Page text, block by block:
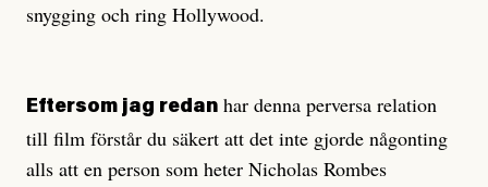
snygging och ring Hollywood.
Eftersom jag redan har denna perversa relation
till film förstår du säkert att det inte gjorde någonting
alls att en person som heter Nicholas Rombes